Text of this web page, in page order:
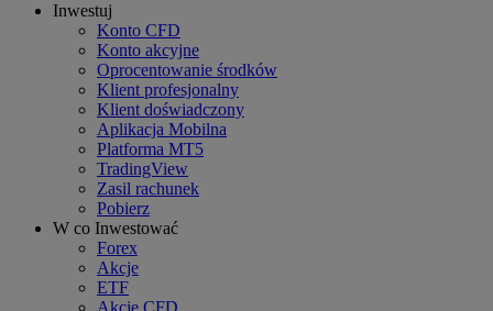
Inwestuj
Konto CFD
Konto akcyjne
Oprocentowanie środków
Klient profesjonalny
Klient doświadczony
Aplikacja Mobilna
Platforma MT5
TradingView
Zasil rachunek
Pobierz
W co Inwestować
Forex
Akcje
ETF